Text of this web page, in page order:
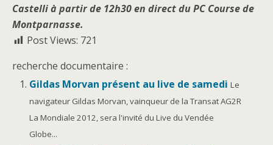
Castelli à partir de 12h30 en direct du PC Course de
Montparnasse.
Post Views: 721
recherche documentaire :
Gildas Morvan présent au live de samedi Le
navigateur Gildas Morvan, vainqueur de la Transat AG2R
La Mondiale 2012, sera l'invité du Live du Vendée
Globe...